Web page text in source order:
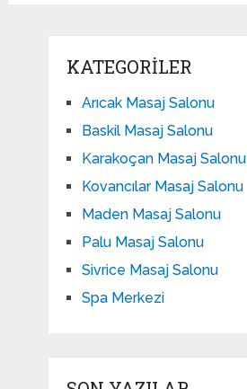
KATEGORILER
Arıcak Masaj Salonu
Baskil Masaj Salonu
Karakoçan Masaj Salonu
Kovancılar Masaj Salonu
Maden Masaj Salonu
Palu Masaj Salonu
Sivrice Masaj Salonu
Spa Merkezi